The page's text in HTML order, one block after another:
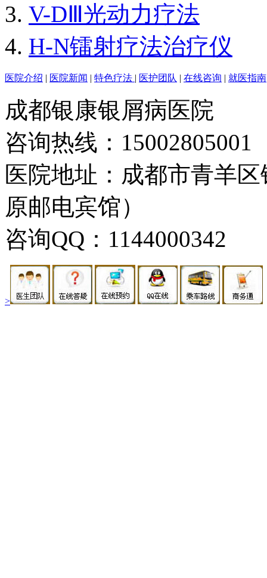
V-DⅢ光动力疗法
H-N镭射疗法治疗仪
医院介绍 | 医院新闻 | 特色疗法 | 医护团队 | 在线咨询 | 就医指南
成都银康银屑病医院
咨询热线：15002805001
医院地址：成都市青羊
原邮电宾馆）
咨询QQ：1144000342
>